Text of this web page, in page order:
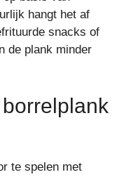
hangt het af
snacks of
de plank minder
te spelen met